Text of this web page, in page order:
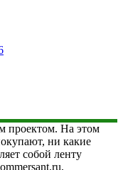
проектом. На этом
ни какие
собой ленту